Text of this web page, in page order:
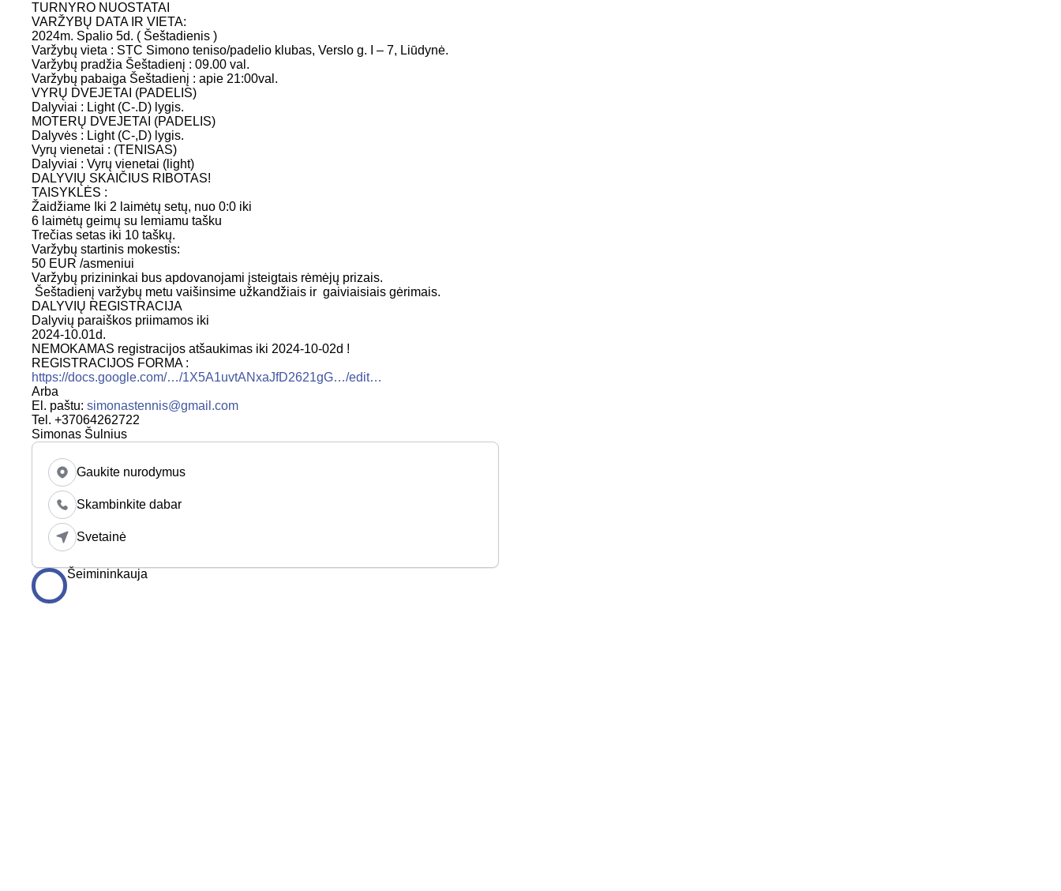
TURNYRO NUOSTATAI
VARŽYBŲ DATA IR VIETA:
2024m. Spalio 5d. ( Šeštadienis )
Varžybų vieta : STC Simono teniso/padelio klubas, Verslo g. I – 7, Liūdynė.
Varžybų pradžia Šeštadienį : 09.00 val.
Varžybų pabaiga Šeštadienį : apie 21:00val.
VYRŲ DVEJETAI (PADELIS)
Dalyviai : Light (C-.D) lygis.
MOTERŲ DVEJETAI (PADELIS)
Dalyvės : Light (C-,D) lygis.
Vyrų vienetai : (TENISAS)
Dalyviai : Vyrų vienetai (light)
DALYVIŲ SKAIČIUS RIBOTAS!
TAISYKLĖS :
Žaidžiame Iki 2 laimėtų setų, nuo 0:0 iki
6 laimėtų geimų su lemiamu tašku
Trečias setas iki 10 taškų.
Varžybų startinis mokestis:
50 EUR /asmeniui
Varžybų prizininkai bus apdovanojami įsteigtais rėmėjų prizais.
Šeštadienį varžybų metu vaišinsime užkandžiais ir gaiviaisiais gėrimais.
DALYVIŲ REGISTRACIJA
Dalyvių paraiškos priimamos iki
2024-10.01d.
NEMOKAMAS registracijos atšaukimas iki 2024-10-02d !
REGISTRACIJOS FORMA :
https://docs.google.com/…/1X5A1uvtANxaJfD2621gG…/edit…
Arba
El. paštu: simonastennis@gmail.com
Tel. +37064262722
Simonas Šulnius
Gaukite nurodymus
Skambinkite dabar
Svetainė
Šeimininkauja